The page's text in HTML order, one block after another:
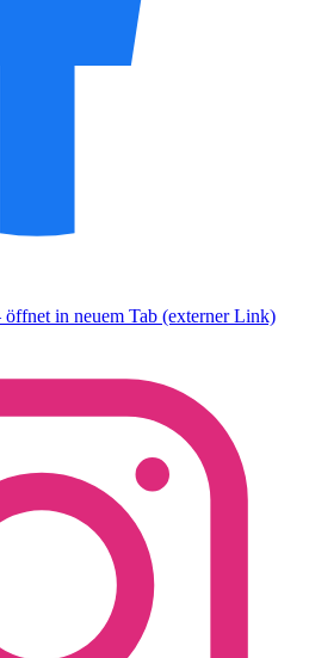
öffnet in neuem Tab (externer Link)